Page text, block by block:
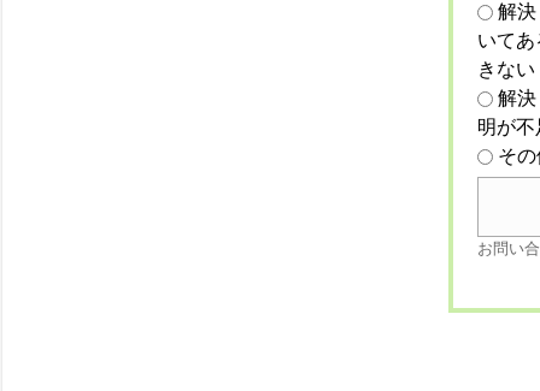
解
いて
きない
解
明が
そ
お問い